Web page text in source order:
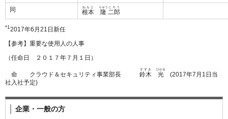
同 根本
ねもと
隆
りゅう
二郎
じろう
*12017年6月21日新任
【参考】重要な使用人の人事
（任命日 ２０１７年７月１日）
命 クラウド＆セキュリティ事業部長 鈴木
すずき
光
ひかる
(2017年7月1日当
社入社予定)
企業・一般の方